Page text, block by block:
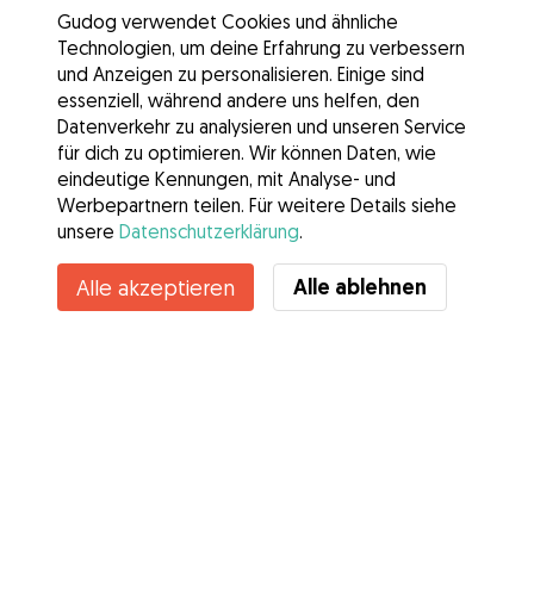
Gudog verwendet Cookies und ähnliche
Technologien, um deine Erfahrung zu verbessern
und Anzeigen zu personalisieren. Einige sind
essenziell, während andere uns helfen, den
Datenverkehr zu analysieren und unseren Service
für dich zu optimieren. Wir können Daten, wie
eindeutige Kennungen, mit Analyse- und
Werbepartnern teilen. Für weitere Details siehe
unsere Datenschutzerklärung.
Alle akzeptieren Alle ablehnen